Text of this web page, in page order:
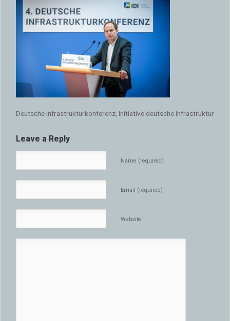
Deutsche Infrastrukturkonferenz, Initiative deutsche Infrastruktur
Leave a Reply
Name (required)
Email (required)
Website